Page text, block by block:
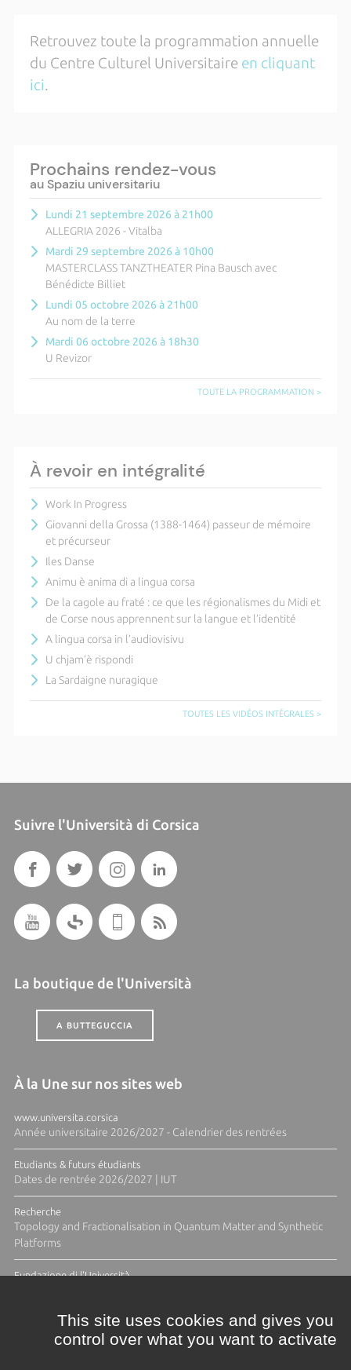
Retrouvez toute la programmation annuelle
du Centre Culturel Universitaire en cliquant
ici.
Prochains rendez-vous
au Spaziu universitariu
Lundi 21 septembre 2026 à 21h00
ALLEGRIA 2026 - Vitalba
Mardi 29 septembre 2026 à 10h00
MASTERCLASS TANZTHEATER Pina Bausch avec
Bénédicte Billiet
Lundi 05 octobre 2026 à 21h00
Au nom de la terre
Mardi 06 octobre 2026 à 18h30
U Revizor
TOUTE LA PROGRAMMATION >
À revoir en intégralité
Work In Progress
Giovanni della Grossa (1388-1464) passeur de mémoire
et précurseur
Iles Danse
Animu è anima di a lingua corsa
De la cagole au fraté : ce que les régionalismes du Midi et
de Corse nous apprennent sur la langue et l’identité
A lingua corsa in l’audiovisivu
U chjam’è rispondi
La Sardaigne nuragique
TOUTES LES VIDÉOS INTÉGRALES >
Suivre l'Università di Corsica
La boutique de l'Università
A BUTTEGUCCIA
À la Une sur nos sites web
www.universita.corsica
Année universitaire 2026/2027 - Calendrier des rentrées
Etudiants & futurs étudiants
Dates de rentrée 2026/2027 | IUT
Recherche
Topology and Fractionalisation in Quantum Matter and Synthetic
Platforms
Fundazione di l'Università
This site uses cookies and gives you
control over what you want to activate